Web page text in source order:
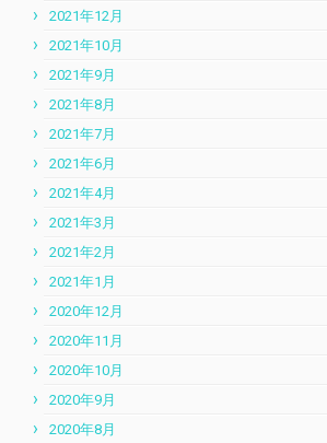
2021年12月
2021年10月
2021年9月
2021年8月
2021年7月
2021年6月
2021年4月
2021年3月
2021年2月
2021年1月
2020年12月
2020年11月
2020年10月
2020年9月
2020年8月